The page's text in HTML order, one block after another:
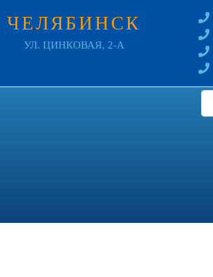
ЧЕЛЯБИНСК
УЛ. ЦИНКОВАЯ, 2-А